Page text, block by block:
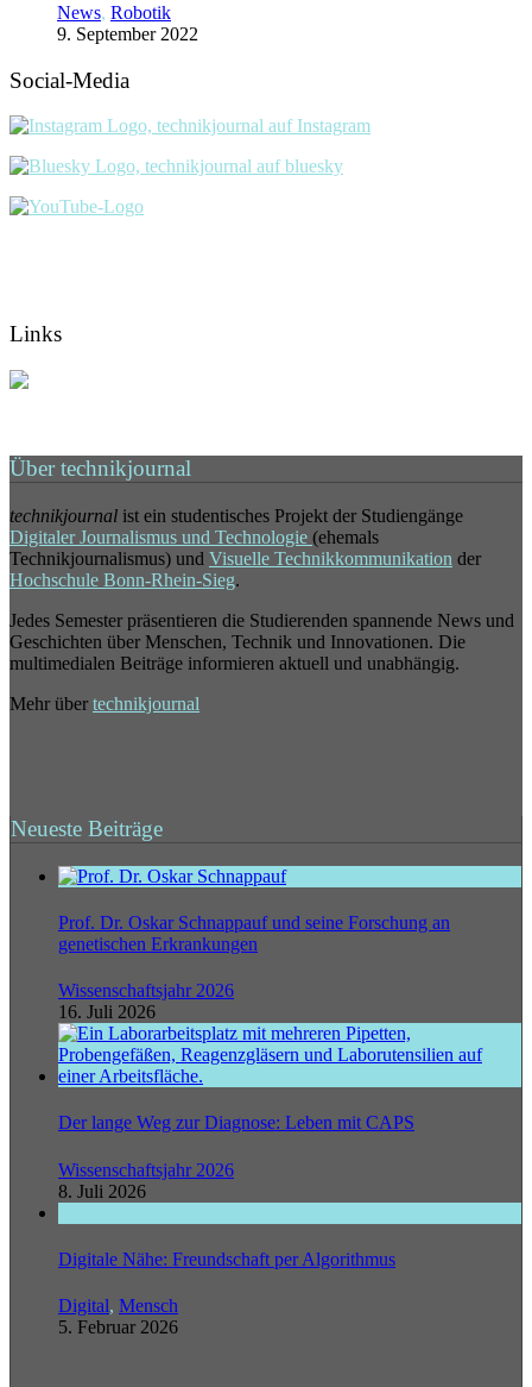
News, Robotik
9. September 2022
Social-Media
Links
Über technikjournal
technikjournal ist ein studentisches Projekt der Studiengänge
Digitaler Journalismus und Technologie (ehemals
Technikjournalismus) und Visuelle Technikkommunikation der
Hochschule Bonn-Rhein-Sieg.
Jedes Semester präsentieren die Studierenden spannende News und
Geschichten über Menschen, Technik und Innovationen. Die
multimedialen Beiträge informieren aktuell und unabhängig.
Mehr über technikjournal
Neueste Beiträge
Prof. Dr. Oskar Schnappauf und seine Forschung an
genetischen Erkrankungen
Wissenschaftsjahr 2026
16. Juli 2026
Der lange Weg zur Diagnose: Leben mit CAPS
Wissenschaftsjahr 2026
8. Juli 2026
Digitale Nähe: Freundschaft per Algorithmus
Digital, Mensch
5. Februar 2026